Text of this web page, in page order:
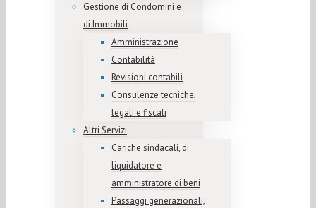
Gestione di Condomini e
di Immobili
Amministrazione
Contabilità
Revisioni contabili
Consulenze tecniche,
legali e fiscali
Altri Servizi
Cariche sindacali, di
liquidatore e
amministratore di beni
Passaggi generazionali,